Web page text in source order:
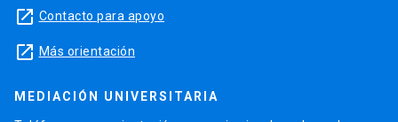
launch Contacto para apoyo
launch Más orientación
MEDIACIÓN UNIVERSITARIA